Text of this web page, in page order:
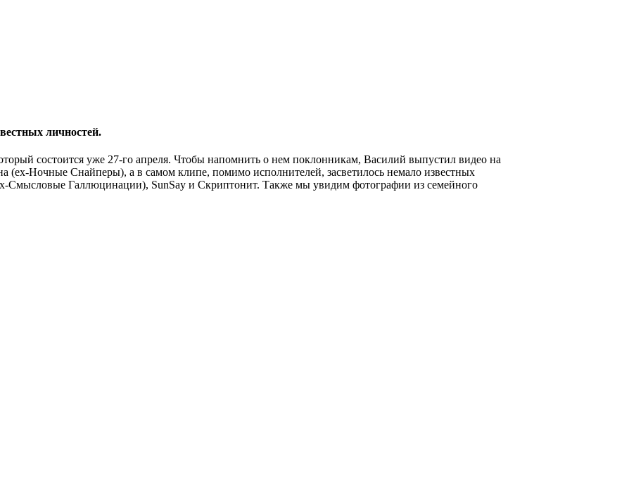
личностей.
состоится уже 27-го апреля. Чтобы напомнить о нем поклонникам, Василий выпустил видео на
(ex-Ночные Снайперы), а в самом клипе, помимо исполнителей, засветилось немало известных
Смысловые Галлюцинации), SunSay и Скриптонит. Также мы увидим фотографии из семейного